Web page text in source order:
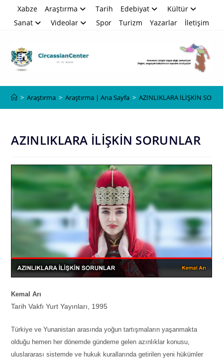
Xabze Araştırma Tarih Edebiyat
Kültür
Sanat
Videolar Spor Turizm Yazarlar İletişim
> Araştırma > Araştırma | Ana Sayfa > AZINLIKLARA İLİŞKİN
AZINLIKLARA İLİŞKİN SORUNLAR
Kemal Arı
Tarih Vakfı Yurt Yayınları, 1995
Türkiye ve Yunanistan arasında yoğun tartışmaların yaşanmakta
olduğu hemen her dönemde gündeme gelen azınlıklar konusu,
uluslararası sistemde ve hukuk kurallarında getirilen yeni hükümler